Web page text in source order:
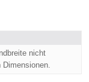
nicht
Dimensionen.